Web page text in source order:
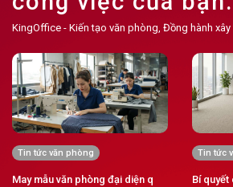
KingOffice - Kiến tạo văn phòng, Đồng hành xây
Tin tức văn phòng
May mẫu văn phòng đại diện q
Tin tức
Bí quyết